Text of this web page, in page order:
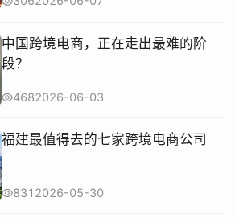
中国跨境电商，正在走出最难的阶
段？
4682026-06-03
福建最值得去的七家跨境电商公司
831 2026-05-30